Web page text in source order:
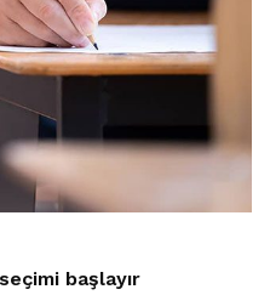
başlayır